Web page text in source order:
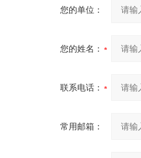
您的单位：
您的姓名：
联系电话：
常用邮箱：